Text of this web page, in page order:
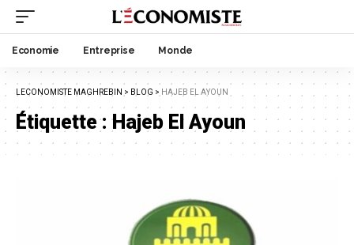
Economie Entreprise Monde
LECONOMISTE MAGHREBIN > BLOG > HAJEB EL AYOUN
Étiquette :Hajeb El Ayoun